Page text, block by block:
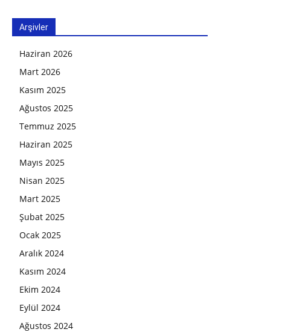
Arşivler
Haziran 2026
Mart 2026
Kasım 2025
Ağustos 2025
Temmuz 2025
Haziran 2025
Mayıs 2025
Nisan 2025
Mart 2025
Şubat 2025
Ocak 2025
Aralık 2024
Kasım 2024
Ekim 2024
Eylül 2024
Ağustos 2024